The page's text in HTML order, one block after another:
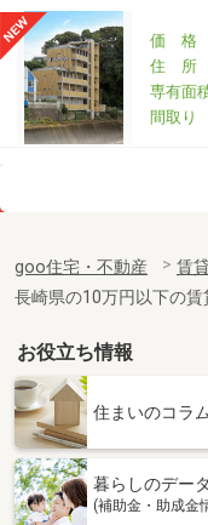
価 格
住 所
専有面
間取り
専有面
間取り
長崎県長崎市出雲１
価 格
専有面
間取り
goo住宅・不動産 賃
長崎県の10万円以下の賃
お役立ち情報
住まいのコラム
暮らしのデータ
(補助金・助成金